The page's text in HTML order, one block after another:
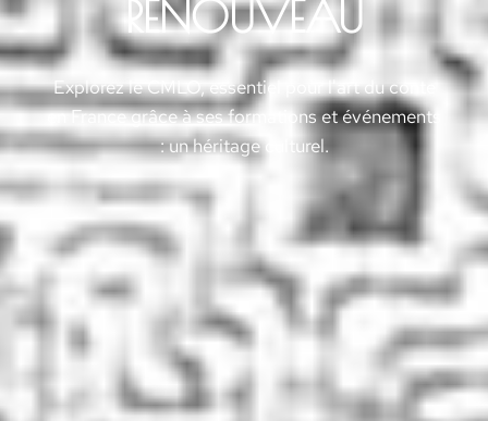
RENOUVEAU
Explorez le CMLO, essentiel pour l'art du conte
en France grâce à ses formations et événements
: un héritage culturel.